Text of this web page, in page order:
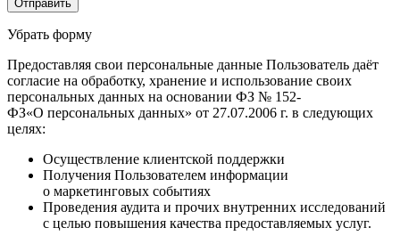
Убрать форму
Предоставляя свои персональные данные Пользователь даёт
согласие на обработку, хранение и использование своих
персональных данных на основании ФЗ № 152-
ФЗ«О персональных данных» от 27.07.2006 г. в следующих
целях:
Осуществление клиентской поддержки
Получения Пользователем информации
о маркетинговых событиях
Проведения аудита и прочих внутренних исследований
с целью повышения качества предоставляемых услуг.